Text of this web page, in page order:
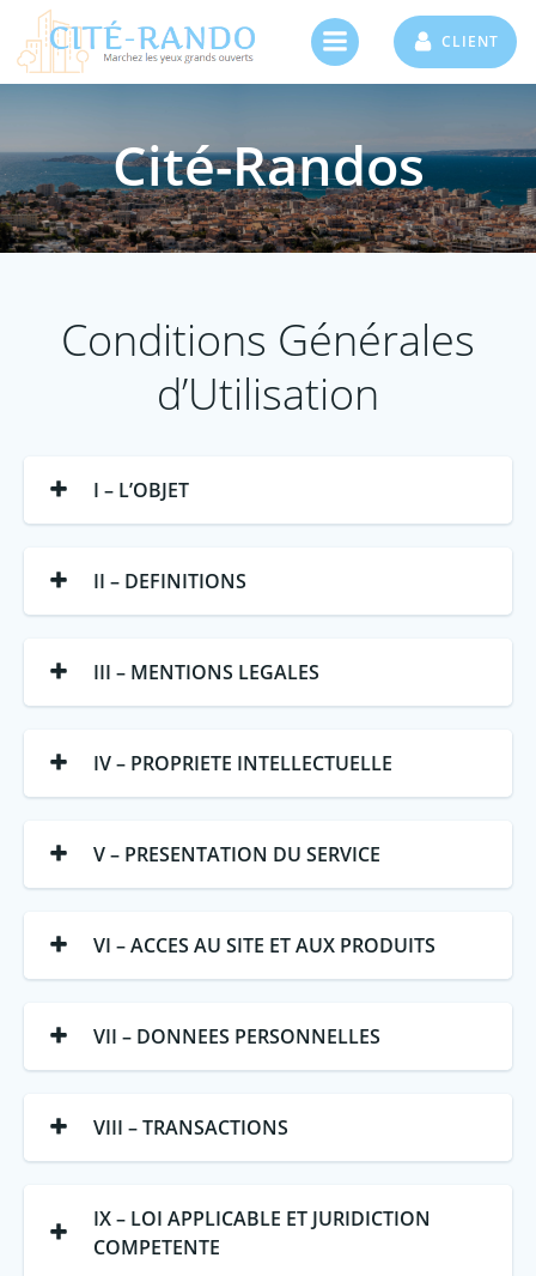
contenu
CLIENT
Cité-Randos
Conditions Générales
d’Utilisation
I – L’OBJET
II – DEFINITIONS
III – MENTIONS LEGALES
IV – PROPRIETE INTELLECTUELLE
V – PRESENTATION DU SERVICE
VI – ACCES AU SITE ET AUX PRODUITS
VII – DONNEES PERSONNELLES
VIII – TRANSACTIONS
IX – LOI APPLICABLE ET JURIDICTION
COMPETENTE